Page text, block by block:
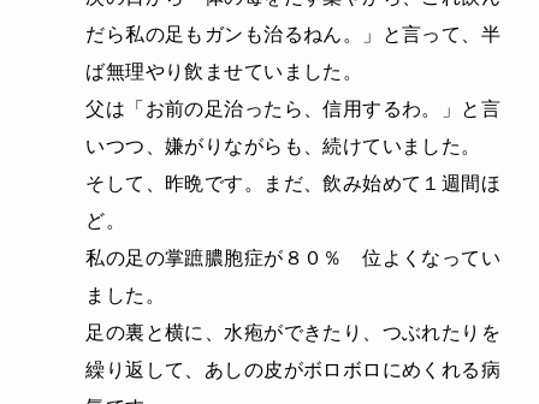
だら私の足もガンも治るねん。」と言って、半
ば無理やり飲ませていました。
父は「お前の足治ったら、信用するわ。」と言
いつつ、嫌がりながらも、続けていました。
そして、昨晩です。まだ、飲み始めて１週間ほ
ど。
私の足の掌蹠膿胞症が８０％ 位よくなってい
ました。
足の裏と横に、水疱ができたり、つぶれたりを
繰り返して、あしの皮がボロボロにめくれる病